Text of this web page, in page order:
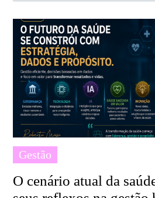
Gestão
O cenário atual da